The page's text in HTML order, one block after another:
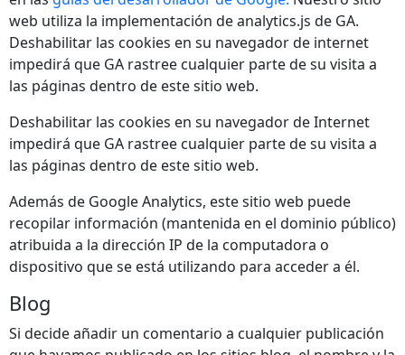
web utiliza la implementación de analytics.js de GA.
Deshabilitar las cookies en su navegador de internet
impedirá que GA rastree cualquier parte de su visita a
las páginas dentro de este sitio web.
Deshabilitar las cookies en su navegador de Internet
impedirá que GA rastree cualquier parte de su visita a
las páginas dentro de este sitio web.
Además de Google Analytics, este sitio web puede
recopilar información (mantenida en el dominio público)
atribuida a la dirección IP de la computadora o
dispositivo que se está utilizando para acceder a él.
Blog
Si decide añadir un comentario a cualquier publicación